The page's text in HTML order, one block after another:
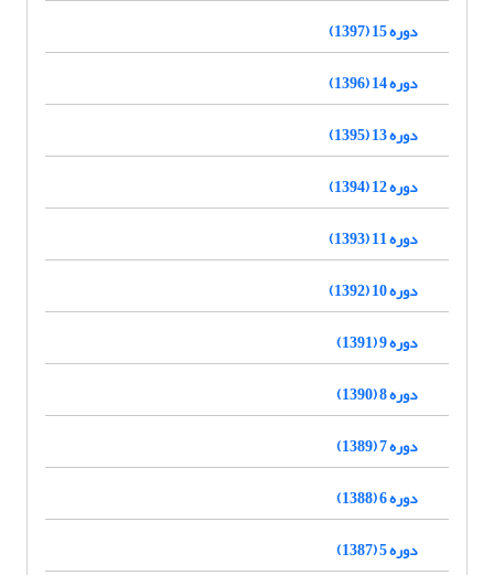
دوره 15 (1397)
دوره 14 (1396)
دوره 13 (1395)
دوره 12 (1394)
دوره 11 (1393)
دوره 10 (1392)
دوره 9 (1391)
دوره 8 (1390)
دوره 7 (1389)
دوره 6 (1388)
دوره 5 (1387)